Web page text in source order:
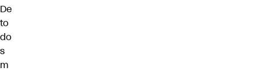
De
to
do
s
m